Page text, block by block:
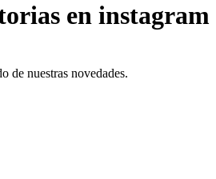
en instagram
de nuestras novedades.